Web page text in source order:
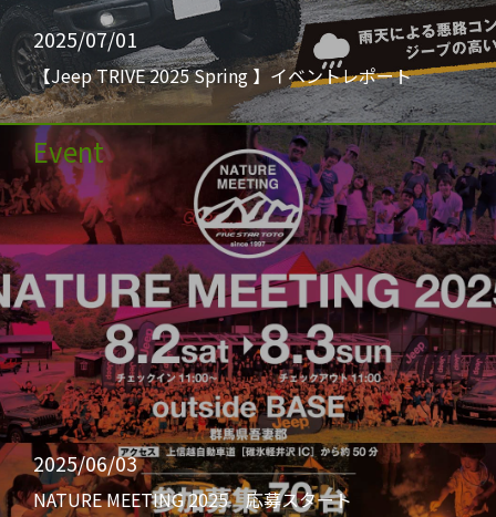
2025/07/01
【Jeep TRIVE 2025 Spring 】イベントレポート
Event
2025/06/03
NATURE MEETING 2025 応募スタート